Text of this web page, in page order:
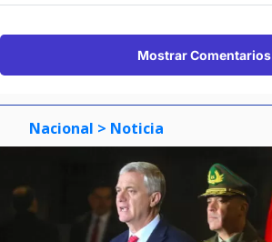
Mostrar Comentarios
Nacional > Noticia